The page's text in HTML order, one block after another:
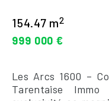
154.47 m2
999 000 €
Les Arcs 1600 –
Tarentaise